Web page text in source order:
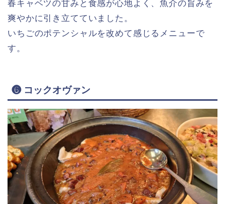
春キャベツの甘みと食感が心地よく、魚介の旨みを
爽やかに引き立てていました。
いちごのポテンシャルを改めて感じるメニューで
す。
❻ コックオヴァン